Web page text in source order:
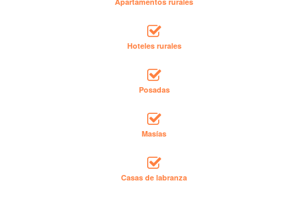
Hoteles rurales
Posadas
Masías
Casas de labranza